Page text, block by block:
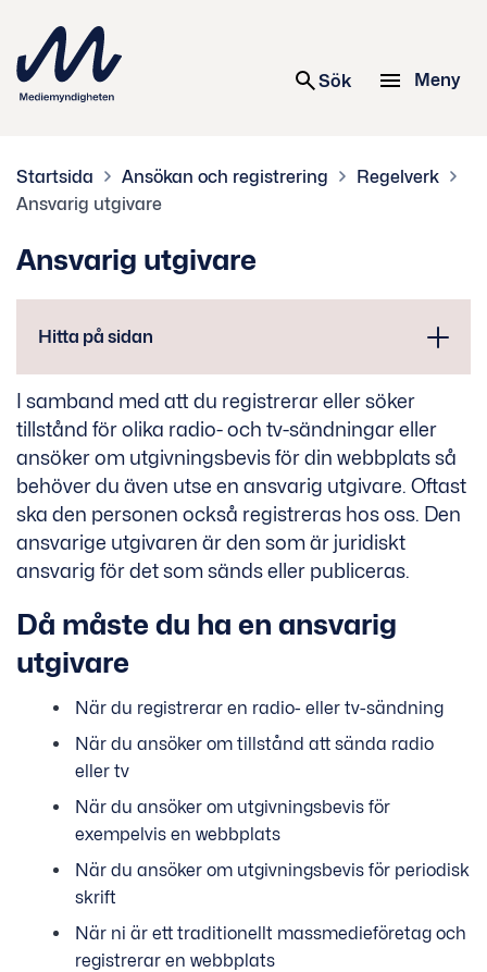
Sök Meny
Startsida Ansökan och registrering
Regelverk
Ansvarig utgivare
Ansvarig utgivare
Hitta på sidan
I samband med att du registrerar eller söker
tillstånd för olika radio- och tv-sändningar eller
ansöker om utgivningsbevis för din webbplats så
behöver du även utse en ansvarig utgivare. Oftast
ska den personen också registreras hos oss. Den
ansvarige utgivaren är den som är juridiskt
ansvarig för det som sänds eller publiceras.
Då måste du ha en ansvarig
utgivare
När du registrerar en radio- eller tv-sändning
När du ansöker om tillstånd att sända radio
eller tv
När du ansöker om utgivningsbevis för
exempelvis en webbplats
När du ansöker om utgivningsbevis för periodisk
skrift
När ni är ett traditionellt massmedieföretag och
registrerar en webbplats